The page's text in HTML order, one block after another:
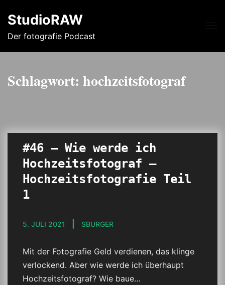
StudioRAW
Der fotografie Podcast
Schlagwort: hochzeitsfotograf
#46 – Wie werde ich
Hochzeitsfotograf –
Hochzeitsfotografie Teil
1
5. JULI 2021 SBURGER
Mit der Fotografie Geld verdienen, das klinge
verlockend. Aber wie werde ich überhaupt
Hochzeitsfotograf? Wie baue…